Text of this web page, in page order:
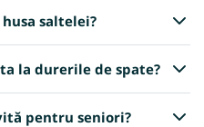
saltelei?
la durerile de spate?
pentru seniori?